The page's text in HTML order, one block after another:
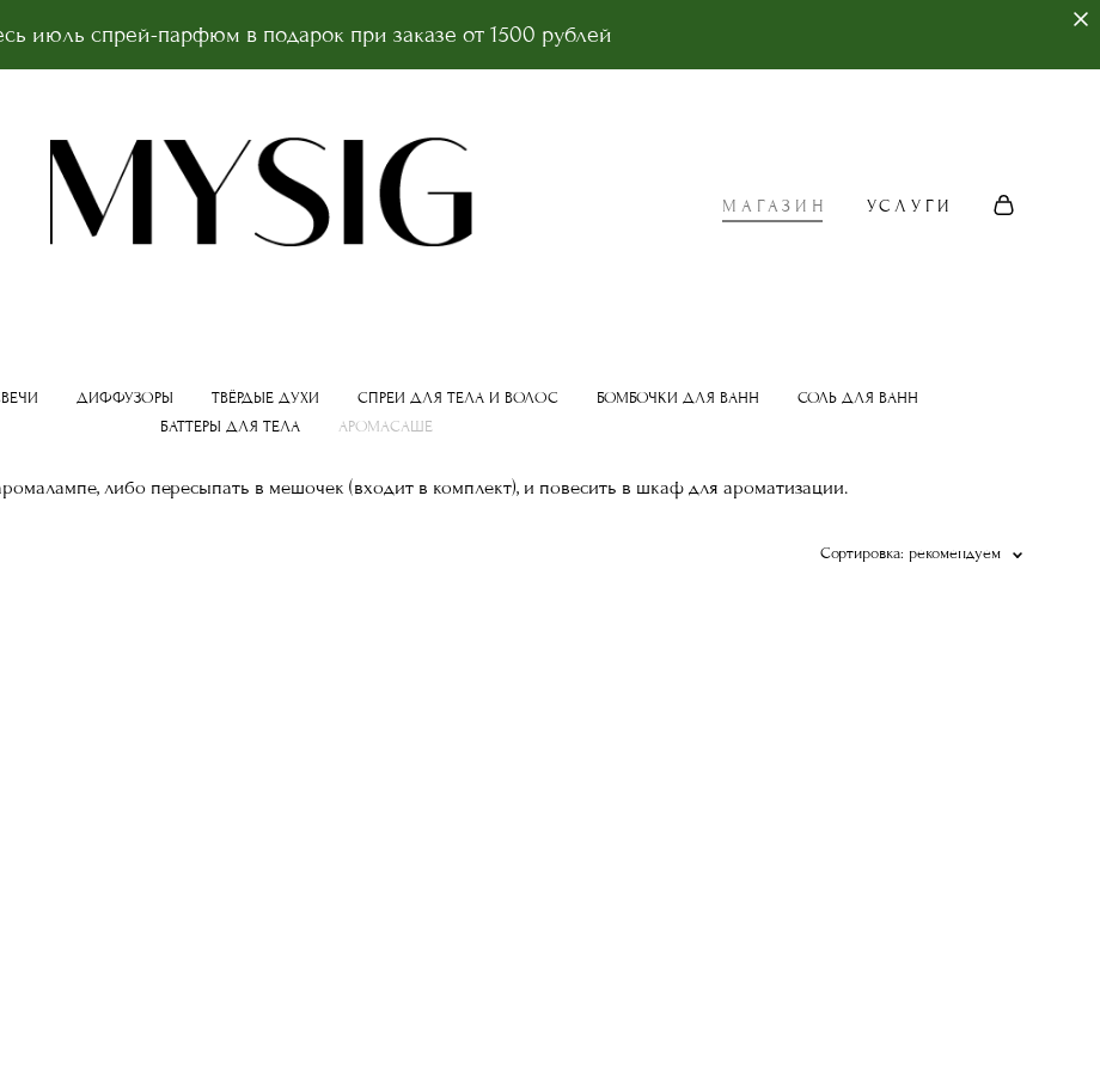
июль спрей-парфюм в подарок при заказе от 1500 рублей
МАГАЗИН УСЛУГИ
ДИФФУЗОРЫ ТВЁРДЫЕ ДУХИ СПРЕИ ДЛЯ ТЕЛА И ВОЛОС БОМБОЧКИ ДЛЯ ВАНН
СОЛЬ ДЛЯ ВАНН
БАТТЕРЫ ДЛЯ ТЕЛА
АРОМАСАШЕ
либо пересыпать в мешочек (входит в комплект), и повесить в шкаф для ароматизации.
Сортировка: рекомендуем